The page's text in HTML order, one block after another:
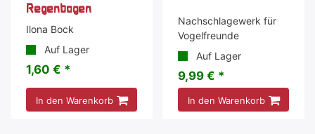
Regenbogen
Ilona Bock
Auf Lager
1,60 € *
In den Warenkorb
Nachschlagewerk für
Vogelfreunde
Auf Lager
9,99 € *
In den Warenkorb